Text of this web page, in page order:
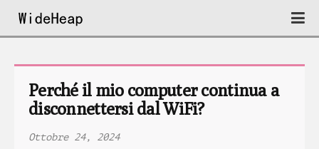
Perché il mio computer continua a
disconnettersi dal WiFi?
Ottobre 24, 2024